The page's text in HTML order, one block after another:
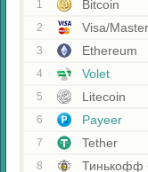
1 Bitcoin
2 Visa/
3 Ethereum
4 Volet
5 Litecoin
6 Payeer
7 Tether
8 Тинькофф